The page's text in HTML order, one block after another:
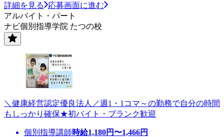
詳細を見る
応募画面に進む
アルバイト・パート
ナビ個別指導学院 たつの校
＼健康経営認定優良法人／週1・1コマ～の勤務で自分の時間
もしっかり確保★初バイト・ブランク歓迎
個別指導講師時給1,180円〜1,466円